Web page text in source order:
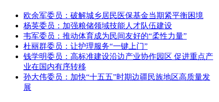
欧余军委员：破解城乡居民医保基金当期紧平衡困境
杨英委员：加强粮储领域技能人才队伍建设
韦军委员：推动体育成为民间友好的“柔性力量”
杜丽群委员：让护理服务“一键上门”
钱学明委员：高标准建设沿边产业协作园区 促进重点产
业在国内有序转移
孙大伟委员：加快“十五五”时期边疆民族地区高质量发
展